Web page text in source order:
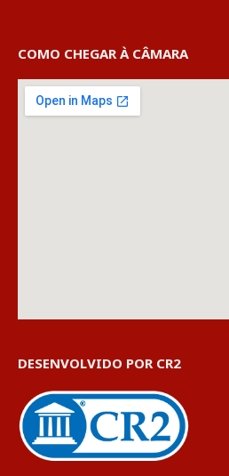
COMO CHEGAR À CÂMARA
DESENVOLVIDO POR CR2